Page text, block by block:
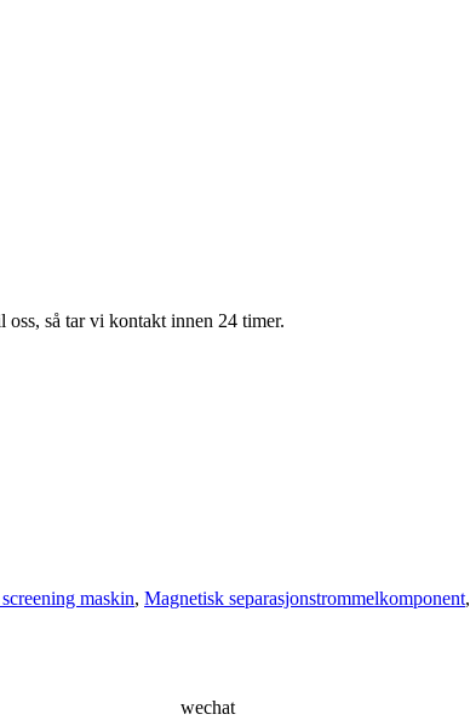
så tar vi kontakt innen 24 timer.
maskin, Magnetisk separasjonstrommelkomponent,
wechat